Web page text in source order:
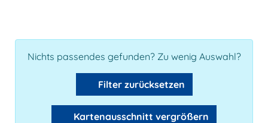
Nichts passendes gefunden? Zu wenig Auswahl?
Filter zurücksetzen
Kartenausschnitt vergrößern